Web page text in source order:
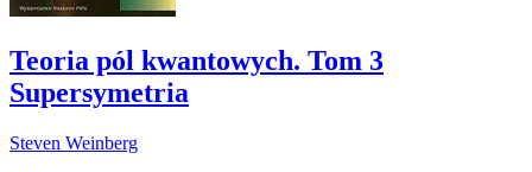
Teoria pól kwantowych. Tom 3
Supersymetria
Steven Weinberg